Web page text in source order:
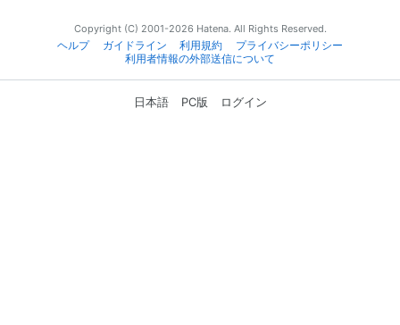
Copyright (C) 2001-2026 Hatena. All Rights Reserved.
ヘルプ
ガイドライン 利用規約
プライバシーポリシー
利用者情報の外部送信について
日本語 PC版 ログイン